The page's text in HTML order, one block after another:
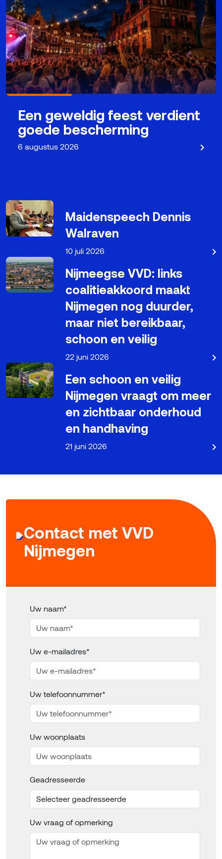
Een geweldig feest verdient
goede bescherming
6 augustus 2026
Maidenspeech Dennis
Walraven
10 juli 2026
Nijmeegse VVD: links
coalitieakkoord maakt
Nijmegen nog duurder,
maar niet bereikbaar,
schoon en veilig
22 juni 2026
Een schoon en veilig
Nijmegen vraagt om meer
en zichtbaar onderhoud
en handhaving
21 juni 2026
Contact met VVD
Nijmegen
Uw naam*
Uw e-mailadres*
Uw telefoonnummer*
Uw woonplaats
Geadresseerde
Uw vraag of opmerking